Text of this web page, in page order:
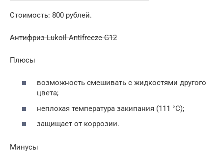
Стоимость: 800 рублей.
Антифриз Lukoil Antifreeze G12
Плюсы
возможность смешивать с жидкостями другого
цвета;
неплохая температура закипания (111 °C);
защищает от коррозии.
Минусы